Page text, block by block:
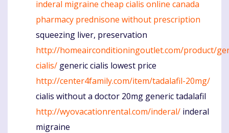
inderal migraine cheap cialis online canada
pharmacy prednisone without prescription
squeezing liver, preservation
http://homeairconditioningoutlet.com/product/
cialis/ generic cialis lowest price
http://center4family.com/item/tadalafil-20mg/
cialis without a doctor 20mg generic tadalafil
http://wyovacationrental.com/inderal/ inderal
migraine